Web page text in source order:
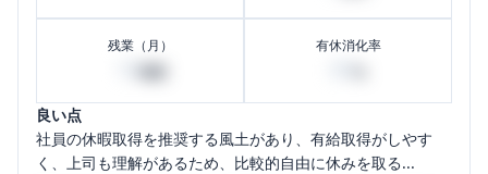
残業（月） 有休消化率
良い点
社員の休暇取得を推奨する風土があり、有給取得がしやす
く、上司も理解があるため、比較的自由に休みを取る...